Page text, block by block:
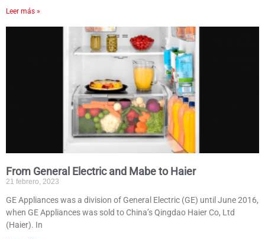
Leer más »
From General Electric and Mabe to Haier
21 febrero, 2023
GE Appliances was a division of General Electric (GE) until June 2016,
when GE Appliances was sold to China’s Qingdao Haier Co, Ltd
(Haier). In